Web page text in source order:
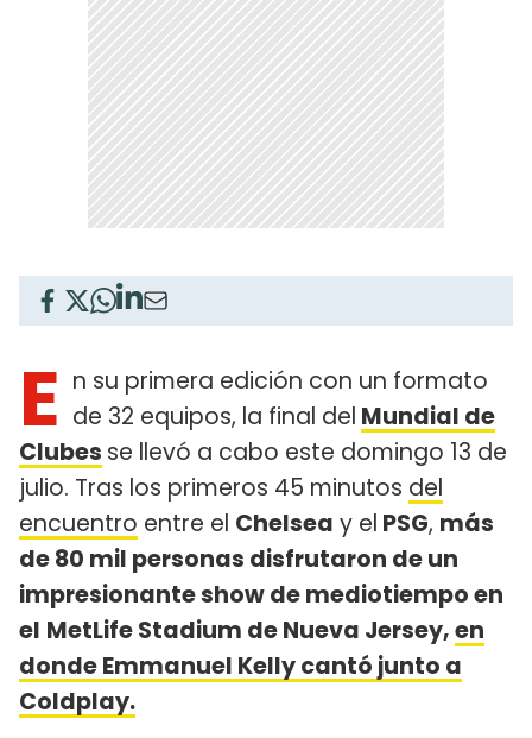
E n su primera edición con un formato
de 32 equipos, la final del Mundial de
Clubes se llevó a cabo este domingo 13 de
julio. Tras los primeros 45 minutos del
encuentro entre el Chelsea y el PSG, más
de 80 mil personas disfrutaron de un
impresionante show de mediotiempo en
el MetLife Stadium de Nueva Jersey,en
dondeEmmanuel Kelly cantó junto a
Coldplay.